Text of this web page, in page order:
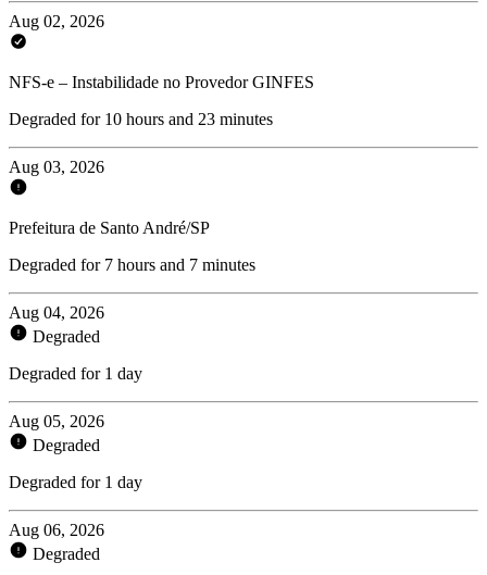
Aug 02, 2026
NFS-e – Instabilidade no Provedor GINFES
Degraded for 10 hours and 23 minutes
Aug 03, 2026
Prefeitura de Santo André/SP
Degraded for 7 hours and 7 minutes
Aug 04, 2026
Degraded
Degraded for 1 day
Aug 05, 2026
Degraded
Degraded for 1 day
Aug 06, 2026
Degraded